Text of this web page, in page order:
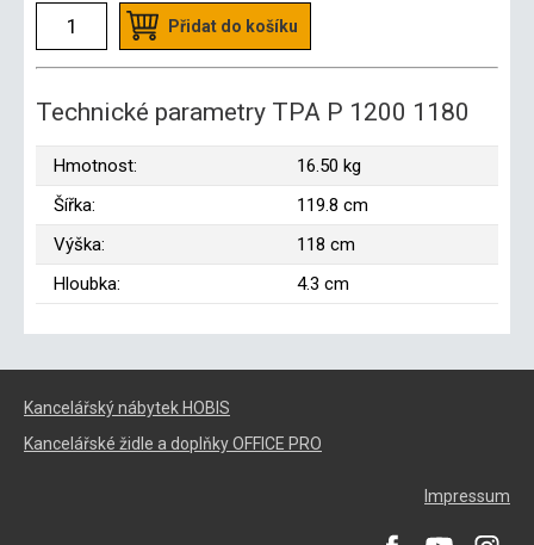
Přidat do košíku
Technické parametry TPA P 1200 1180
Hmotnost:
16.50 kg
Šířka:
119.8 cm
Výška:
118 cm
Hloubka:
4.3 cm
Kancelářský nábytek HOBIS
Kancelářské židle a doplňky OFFICE PRO
Impressum